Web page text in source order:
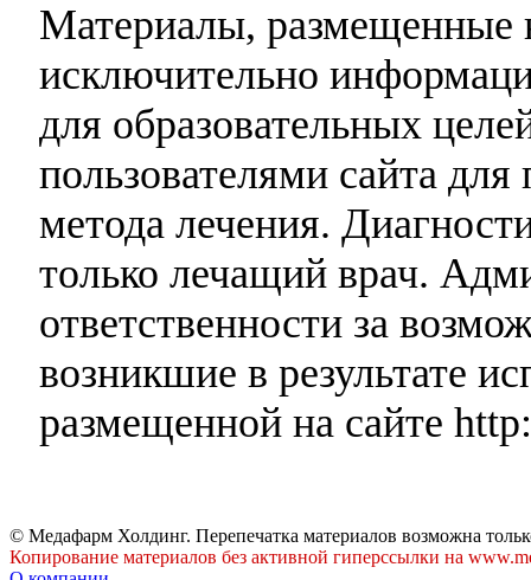
Материалы, размещенные
исключительно
для образовательных
пользователями сайта
метода лечения.
только лечащий врач.
ответственности за
возникшие в результате
размещенной на сайте
© Медафарм Холдинг. Перепечатка материалов возможна
Копирование материалов без активной гиперссылки на